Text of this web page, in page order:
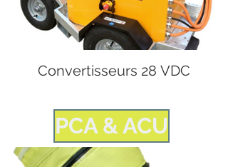
Convertisseurs 28 VDC
PCA & ACU